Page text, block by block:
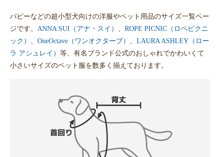
パピーなどの超小型犬向けの洋服やペット用品のサイズ一覧ペー
ジです。 ANNA SUI（アナ・スイ） 、 ROPE PICNIC（ロペピクニ
ック） 、 OneOctave（ワンオクターブ） 、 LAURA ASHLEY（ロー
ラ アシュレイ） 等、有名ブランド公式のおしゃれでかわいくて
小さいサイズのペット服を数多く揃えております。